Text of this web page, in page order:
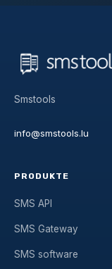
Smstools
info@smstools.lu
PRODUKTE
SMS API
SMS Gateway
SMS software